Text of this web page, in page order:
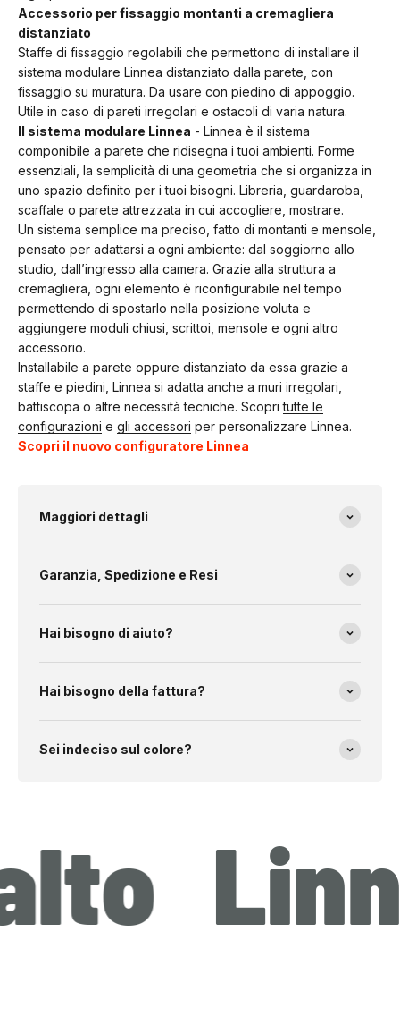
Accessorio per fissaggio montanti a cremagliera
distanziato
Staffe di fissaggio regolabili che permettono di installare il
sistema modulare Linnea distanziato dalla parete, con
fissaggio su muratura. Da usare con piedino di appoggio.
Utile in caso di pareti irregolari e ostacoli di varia natura.
Il sistema modulare Linnea - Linnea è il sistema
componibile a parete che ridisegna i tuoi ambienti. Forme
essenziali, la semplicità di una geometria che si organizza in
uno spazio definito per i tuoi bisogni. Libreria, guardaroba,
scaffale o parete attrezzata in cui accogliere, mostrare.
Un sistema semplice ma preciso, fatto di montanti e mensole,
pensato per adattarsi a ogni ambiente: dal soggiorno allo
studio, dall’ingresso alla camera. Grazie alla struttura a
cremagliera, ogni elemento è riconfigurabile nel tempo
permettendo di spostarlo nella posizione voluta e
aggiungere moduli chiusi, scrittoi, mensole e ogni altro
accessorio.
Installabile a parete oppure distanziato da essa grazie a
staffe e piedini, Linnea si adatta anche a muri irregolari,
battiscopa o altre necessità tecniche. Scopritutte le
configurazioni e gli accessori per personalizzare Linnea.
Scopri il nuovo configuratore Linnea
Maggiori dettagli
Garanzia, Spedizione e Resi
Hai bisogno di aiuto?
Hai bisogno della fattura?
Sei indeciso sul colore?